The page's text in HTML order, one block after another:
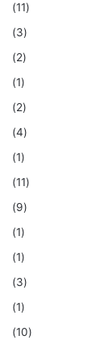
(11)
(3)
(2)
(1)
(2)
(4)
(1)
(11)
(9)
(1)
(1)
(3)
(1)
(10)